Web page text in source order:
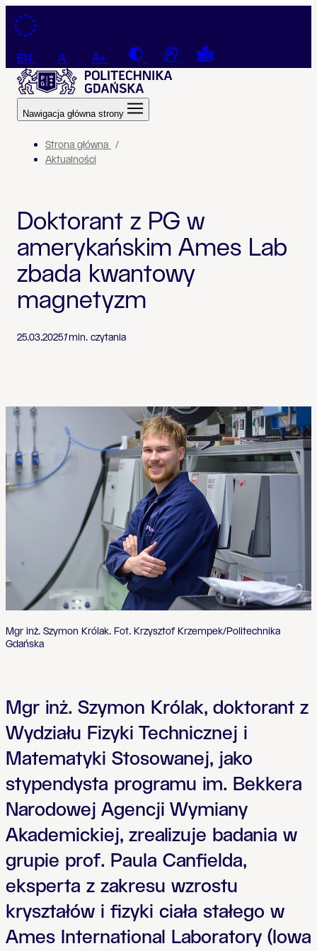
Przejdź do treści
EN A A+ Contrast Connection with a sign
Tekst łatwy do
Nawigacja główna strony
Strona główna
Aktualności
Doktorant z PG w
amerykańskim Ames Lab
zbada kwantowy
magnetyzm
25.03.20251min. czytania
Mgr inż. Szymon Królak. Fot. Krzysztof Krzempek/Politechnika
Gdańska
Mgr inż. Szymon Królak, doktorant z
Wydziału Fizyki Technicznej i
Matematyki Stosowanej, jako
stypendysta programu im. Bekkera
Narodowej Agencji Wymiany
Akademickiej, zrealizuje badania w
grupie prof. Paula Canfielda,
eksperta z zakresu wzrostu
kryształów i fizyki ciała stałego w
Ames International Laboratory (Iowa